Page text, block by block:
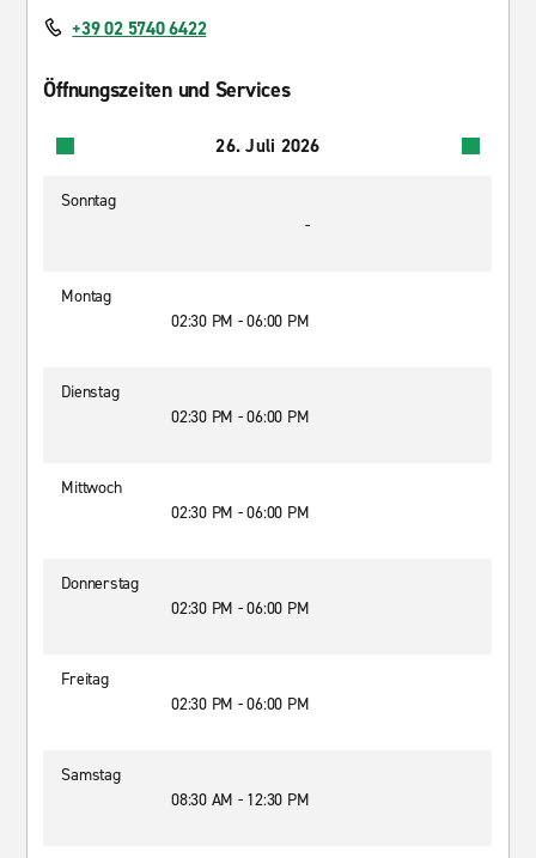
+39 02 5740 6422
Öffnungszeiten und Services
26. Juli 2026
Sonntag
-
Montag
02:30 PM - 06:00 PM
Dienstag
02:30 PM - 06:00 PM
Mittwoch
02:30 PM - 06:00 PM
Donnerstag
02:30 PM - 06:00 PM
Freitag
02:30 PM - 06:00 PM
Samstag
08:30 AM - 12:30 PM